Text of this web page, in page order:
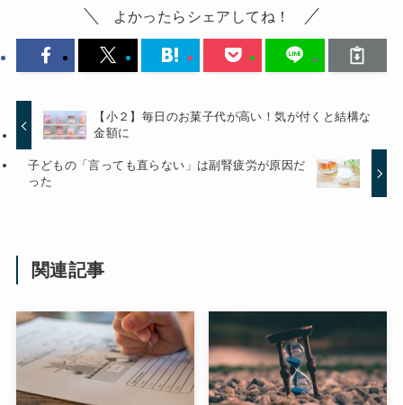
よかったらシェアしてね！
【小２】毎日のお菓子代が高い！気が付くと結構な
金額に
子どもの「言っても直らない」は副腎疲労が原因だ
った
関連記事